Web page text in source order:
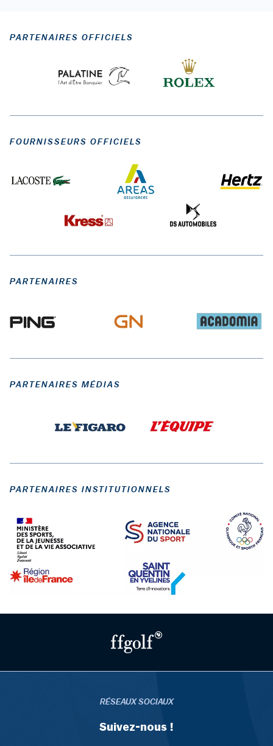
PARTENAIRES OFFICIELS
FOURNISSEURS OFFICIELS
PARTENAIRES
PARTENAIRES MÉDIAS
PARTENAIRES INSTITUTIONNELS
RÉSEAUX SOCIAUX
Suivez-nous !